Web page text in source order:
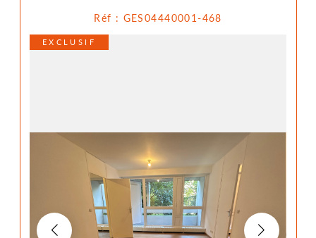
Réf : GES04440001-468
EXCLUSIF